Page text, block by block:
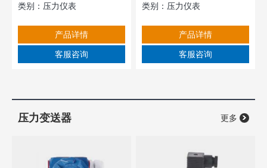
类别： 压力仪表
产品详情
客服咨询
类别： 压力仪表
产品详情
客服咨询
压力变送器 更多